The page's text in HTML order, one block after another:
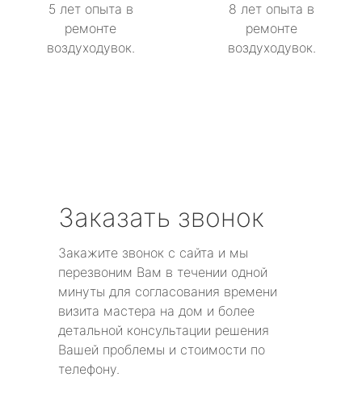
5 лет опыта в
ремонте
воздуходувок.
8 лет опыта в
ремонте
воздуходувок.
Заказать звонок
Закажите звонок с сайта и мы
перезвоним Вам в течении одной
минуты для согласования времени
визита мастера на дом и более
детальной консультации решения
Вашей проблемы и стоимости по
телефону.